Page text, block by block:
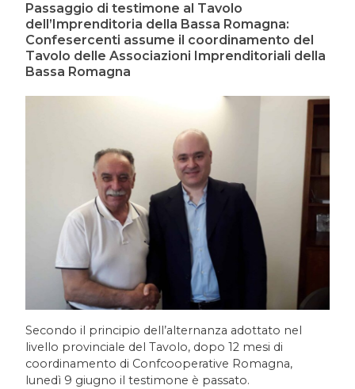
Passaggio di testimone al Tavolo
dell’Imprenditoria della Bassa Romagna:
Confesercenti assume il coordinamento del
Tavolo delle Associazioni Imprenditoriali della
Bassa Romagna
Secondo il principio dell’alternanza adottato nel
livello provinciale del Tavolo, dopo 12 mesi di
coordinamento di Confcooperative Romagna,
lunedì 9 giugno il testimone è passato.